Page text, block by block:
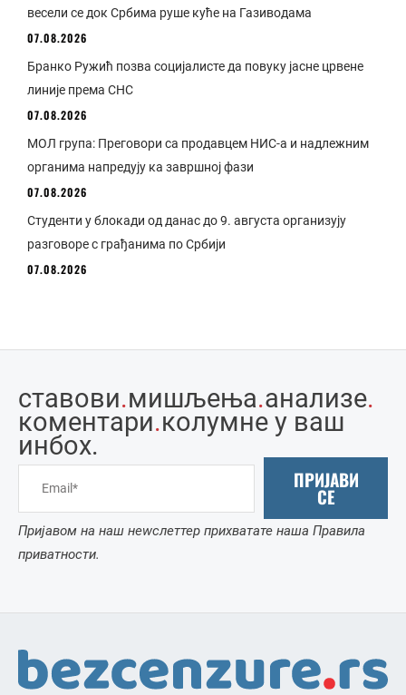
весели се док Србима руше куће на Газиводама
07.08.2026
Бранко Ружић позва социјалисте да повуку јасне црвене
линије према СНС
07.08.2026
МОЛ група: Преговори са продавцем НИС-а и надлежним
органима напредују ка завршној фази
07.08.2026
Студенти у блокади од данас до 9. августа организују
разговоре с грађанима по Србији
07.08.2026
ставови.мишљења.анализе.
коментари.колумне у ваш
инбоx.
ПРИЈАВИ
СЕ
Пријавом на наш неwслеттер прихватате наша Правила
приватности.